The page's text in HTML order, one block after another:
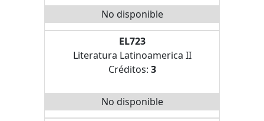
No disponible
EL723
Literatura Latinoamerica II
Créditos: 3
No disponible